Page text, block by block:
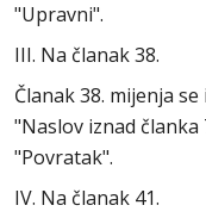
"Upravni".
III. Na članak 38.
Članak 38. mijenja se
"Naslov iznad članka
"Povratak".
IV. Na članak 41.